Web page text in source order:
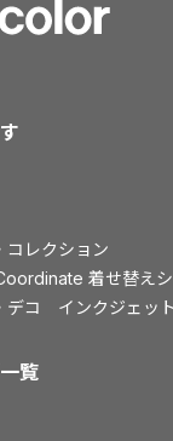
コレクション
着せ替え
デコ インクジェッ
覧